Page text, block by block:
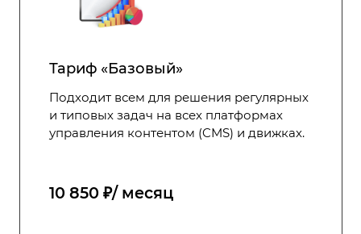
Тариф «Базовый»
Подходит всем для решения регулярных
и типовых задач на всех платформах
управления контентом (CMS) и движках.
10 850 ₽/ месяц